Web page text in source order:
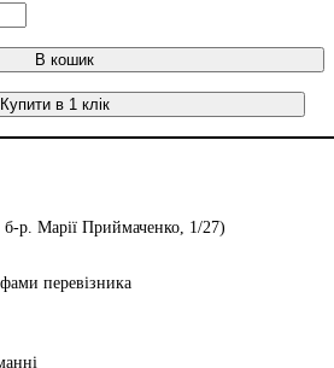
В кошик
Купити в 1 клік
р. Марії Приймаченко, 1/27)
перевізника